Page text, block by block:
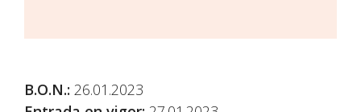
B.O.N.: 26.01.2023